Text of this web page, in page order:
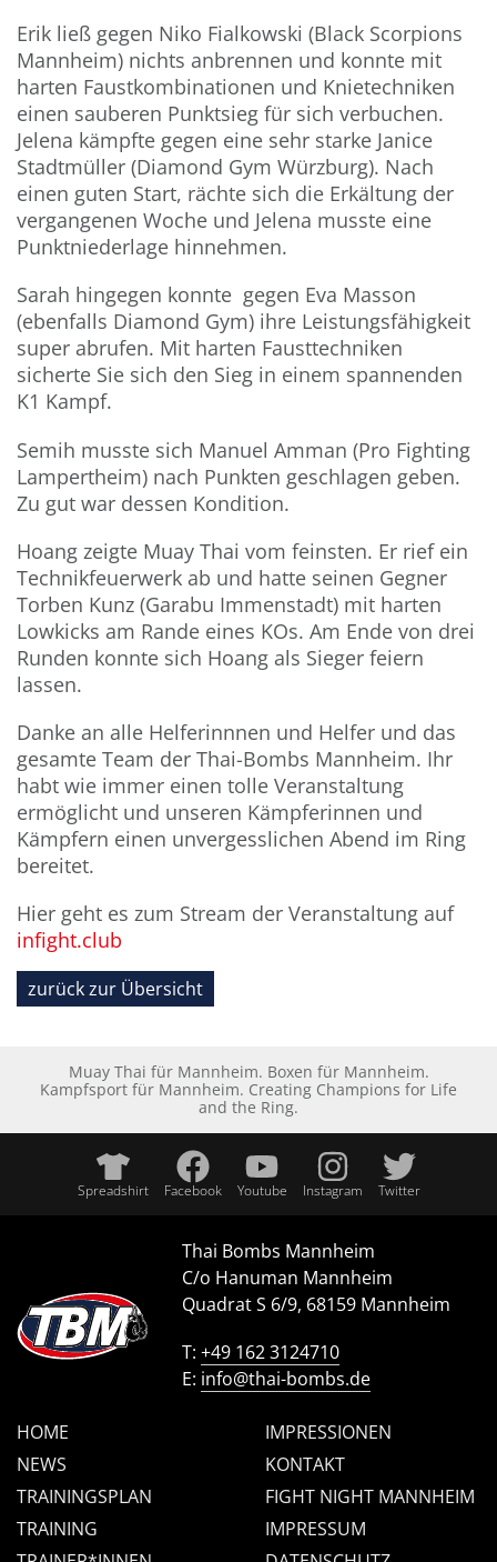
Erik ließ gegen Niko Fialkowski (Black Scorpions
Mannheim) nichts anbrennen und konnte mit
harten Faustkombinationen und Knietechniken
einen sauberen Punktsieg für sich verbuchen.
Jelena kämpfte gegen eine sehr starke Janice
Stadtmüller (Diamond Gym Würzburg). Nach
einen guten Start, rächte sich die Erkältung der
vergangenen Woche und Jelena musste eine
Punktniederlage hinnehmen.
Sarah hingegen konnte gegen Eva Masson
(ebenfalls Diamond Gym) ihre Leistungsfähigkeit
super abrufen. Mit harten Fausttechniken
sicherte Sie sich den Sieg in einem spannenden
K1 Kampf.
Semih musste sich Manuel Amman (Pro Fighting
Lampertheim) nach Punkten geschlagen geben.
Zu gut war dessen Kondition.
Hoang zeigte Muay Thai vom feinsten. Er rief ein
Technikfeuerwerk ab und hatte seinen Gegner
Torben Kunz (Garabu Immenstadt) mit harten
Lowkicks am Rande eines KOs. Am Ende von drei
Runden konnte sich Hoang als Sieger feiern
lassen.
Danke an alle Helferinnnen und Helfer und das
gesamte Team der Thai-Bombs Mannheim. Ihr
habt wie immer einen tolle Veranstaltung
ermöglicht und unseren Kämpferinnen und
Kämpfern einen unvergesslichen Abend im Ring
bereitet.
Hier geht es zum Stream der Veranstaltung auf
infight.club
zurück zur Übersicht
Muay Thai für Mannheim. Boxen für Mannheim.
Kampfsport für Mannheim. Creating Champions for Life
and the Ring.
Spreadshirt Facebook Youtube Instagram Twitter
Thai Bombs Mannheim
C/o Hanuman Mannheim
Quadrat S 6/9, 68159 Mannheim
T:+49 162 3124710
E: info@thai-bombs.de
HOME
NEWS
TRAININGSPLAN
TRAINING
IMPRESSIONEN
KONTAKT
FIGHT NIGHT MANNHEIM
IMPRESSUM